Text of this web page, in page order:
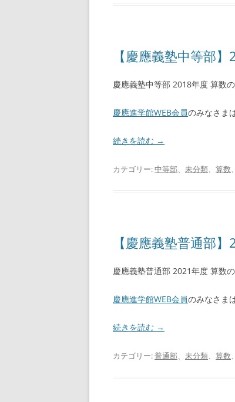
【慶應義塾中等部
慶應義塾中等部 2018年度 算数
慶應進学館WEB会員のみなさま
続きを読む →
カテゴリー:中等部、 未分類、 算数、
【慶應義塾普通部
慶應義塾普通部 2021年度 算数
慶應進学館WEB会員のみなさま
続きを読む →
カテゴリー:普通部、 未分類、 算数、